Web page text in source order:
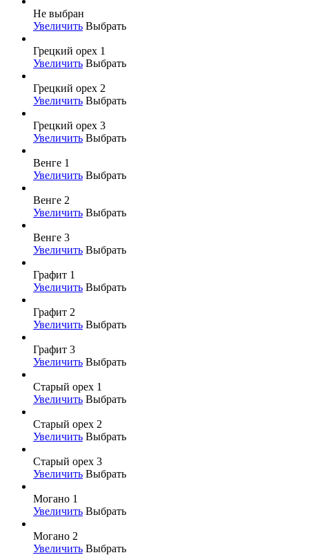
Не выбран
Увеличить Выбрать
Грецкий орех 1
Увеличить Выбрать
Грецкий орех 2
Увеличить Выбрать
Грецкий орех 3
Увеличить Выбрать
Венге 1
Увеличить Выбрать
Венге 2
Увеличить Выбрать
Венге 3
Увеличить Выбрать
Графит 1
Увеличить Выбрать
Графит 2
Увеличить Выбрать
Графит 3
Увеличить Выбрать
Старый орех 1
Увеличить Выбрать
Старый орех 2
Увеличить Выбрать
Старый орех 3
Увеличить Выбрать
Могано 1
Увеличить Выбрать
Могано 2
Увеличить Выбрать